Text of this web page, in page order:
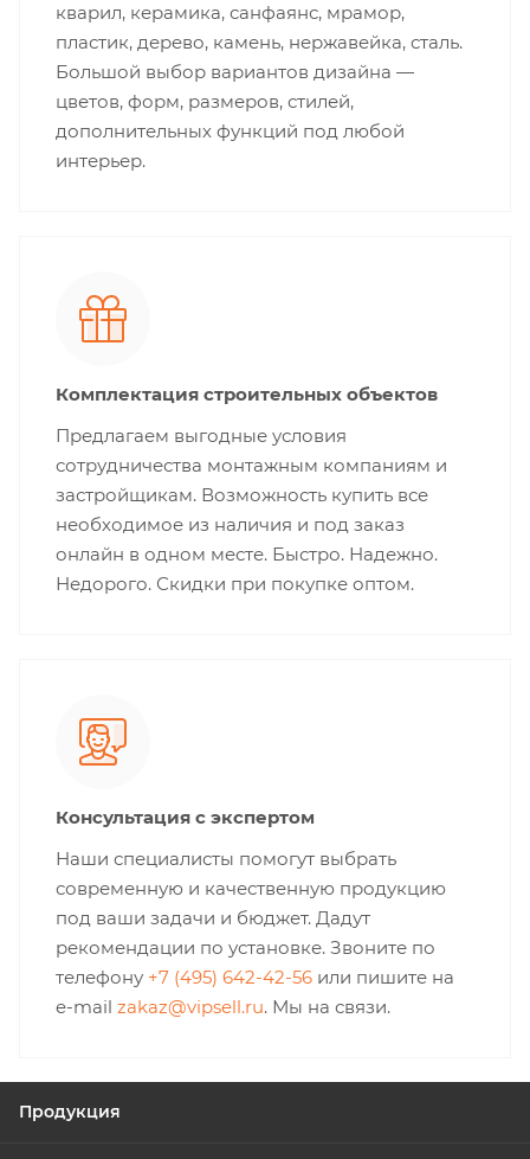
кварил, керамика, санфаянс, мрамор,
пластик, дерево, камень, нержавейка, сталь.
Большой выбор вариантов дизайна —
цветов, форм, размеров, стилей,
дополнительных функций под любой
интерьер.
Комплектация строительных объектов
Предлагаем выгодные условия
сотрудничества монтажным компаниям и
застройщикам. Возможность купить все
необходимое из наличия и под заказ
онлайн в одном месте. Быстро. Надежно.
Недорого. Скидки при покупке оптом.
Консультация с экспертом
Наши специалисты помогут выбрать
современную и качественную продукцию
под ваши задачи и бюджет. Дадут
рекомендации по установке. Звоните по
телефону +7 (495) 642-42-56 или пишите на
e-mail zakaz@vipsell.ru. Мы на связи.
Продукция